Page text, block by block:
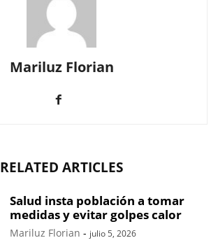
Mariluz Florian
RELATED ARTICLES
Salud insta población a tomar
medidas y evitar golpes calor
Mariluz Florian - julio 5, 2026